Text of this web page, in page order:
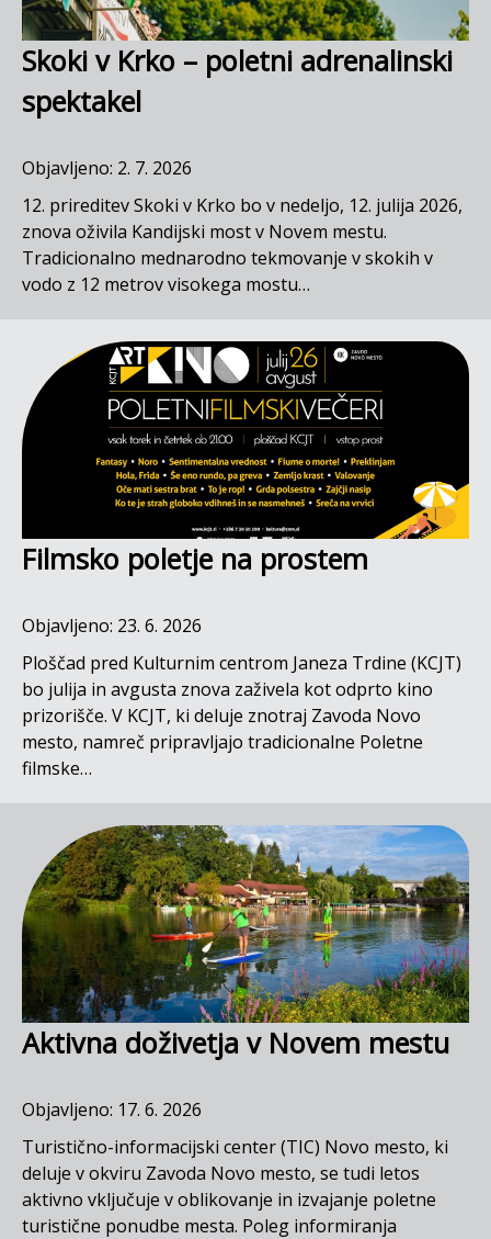
Skoki v Krko – poletni adrenalinski
spektakel
Objavljeno: 2. 7. 2026
12. prireditev Skoki v Krko bo v nedeljo, 12. julija 2026,
znova oživila Kandijski most v Novem mestu.
Tradicionalno mednarodno tekmovanje v skokih v
vodo z 12 metrov visokega mostu…
Filmsko poletje na prostem
Objavljeno: 23. 6. 2026
Ploščad pred Kulturnim centrom Janeza Trdine (KCJT)
bo julija in avgusta znova zaživela kot odprto kino
prizorišče. V KCJT, ki deluje znotraj Zavoda Novo
mesto, namreč pripravljajo tradicionalne Poletne
filmske…
Aktivna doživetja v Novem mestu
Objavljeno: 17. 6. 2026
Turistično-informacijski center (TIC) Novo mesto, ki
deluje v okviru Zavoda Novo mesto, se tudi letos
aktivno vključuje v oblikovanje in izvajanje poletne
turistične ponudbe mesta. Poleg informiranja